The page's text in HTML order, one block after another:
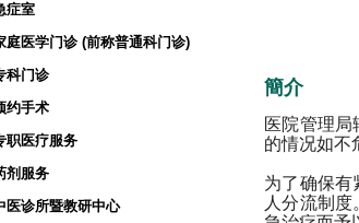
症室
庭医学门诊 (前称普通科门诊)
科门诊
约手术
职医疗服务
剂服务
医诊所暨教研中心